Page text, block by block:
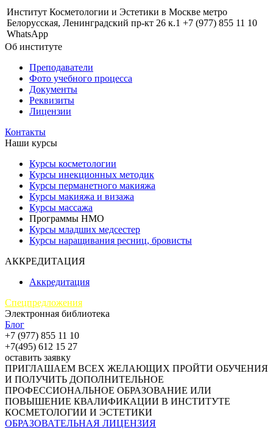
Институт Косметологии и Эстетики в Москве метро
Белорусская, Ленинградский пр-кт 26 к.1 +7 (977) 855 11 10
WhatsApp
Об институте
Преподаватели
Фото учебного процесса
Документы
Реквизиты
Лицензии
Контакты
Наши курсы
Курсы косметологии
Курсы инекционных методик
Курсы перманетного макияжа
Курсы макияжа и визажа
Курсы массажа
Программы НМО
Курсы младших медсестер
Курсы наращивания ресниц, бровисты
АККРЕДИТАЦИЯ
Аккредитация
Спецпредложения
Электронная библиотека
Блог
+7 (977) 855 11 10
+7(495) 612 15 27
оставить заявку
ПРИГЛАШАЕМ ВСЕХ ЖЕЛАЮЩИХ ПРОЙТИ ОБУЧЕНИЯ
И ПОЛУЧИТЬ ДОПОЛНИТЕЛЬНОЕ
ПРОФЕССИОНАЛЬНОЕ ОБРАЗОВАНИЕ ИЛИ
ПОВЫШЕНИЕ КВАЛИФИКАЦИИ В ИНСТИТУТЕ
КОСМЕТОЛОГИИ И ЭСТЕТИКИ
ОБРАЗОВАТЕЛЬНАЯ ЛИЦЕНЗИЯ